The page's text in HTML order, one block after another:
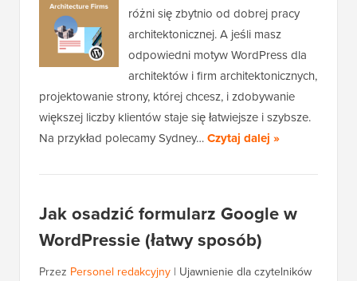
różni się zbytnio od dobrej pracy
architektonicznej. A jeśli masz
odpowiedni motyw WordPress dla
architektów i firm architektonicznych,
projektowanie strony, której chcesz, i zdobywanie
większej liczby klientów staje się łatwiejsze i szybsze.
Na przykład polecamy Sydney…Czytaj dalej »
Jak osadzić formularz Google w
WordPressie (łatwy sposób)
Przez Personel redakcyjny | Ujawnienie dla czytelników